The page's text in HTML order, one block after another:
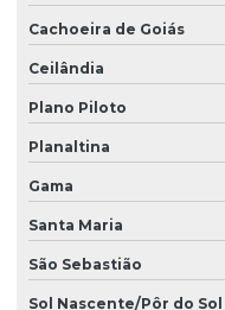
Cachoeira de Goiás
Ceilândia
Plano Piloto
Planaltina
Gama
Santa Maria
São Sebastião
Sol Nascente/Pôr do Sol